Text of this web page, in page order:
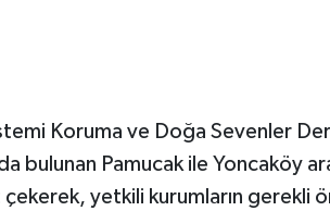
Koruma ve Doğa Sevenler
bulunan Pamucak ile Yoncaköy
yetkili kurumların gerekli